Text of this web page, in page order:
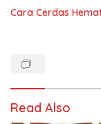
Cara Cerdas
Read Also